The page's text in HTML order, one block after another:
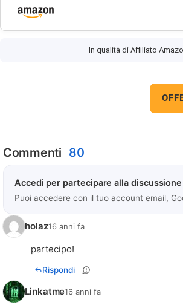
In qualità di Affiliato
Commenti 80
Accedi per partecipare alla discussione
Puoi accedere con il tuo account email,
holaz16 anni fa
partecipo!
Rispondi
Linkatme16 anni fa